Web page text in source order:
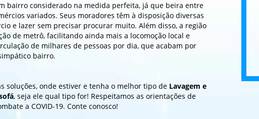
bairro considerado na medida perfeita, já que beira entre
variados. Seus moradores têm à disposição diversas
e lazer sem precisar procurar muito. Além disso, a região
de metrô, facilitando ainda mais a locomoção local e
de milhares de pessoas por dia, que acabam por
bairro.
soluções, onde estiver e tenha o melhor tipo de Lavagem e
, seja ele qual tipo for! Respeitamos as orientações de
a COVID-19. Conte conosco!